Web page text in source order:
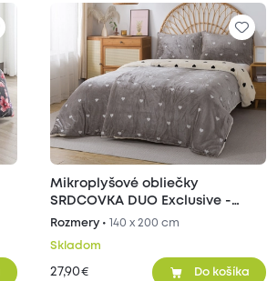
Mikroplyšové obliečky
SRDCOVKA DUO Exclusive -
sivé/béžové
Rozmery • 140 x 200 cm
Skladom
27,90 € Do košíka